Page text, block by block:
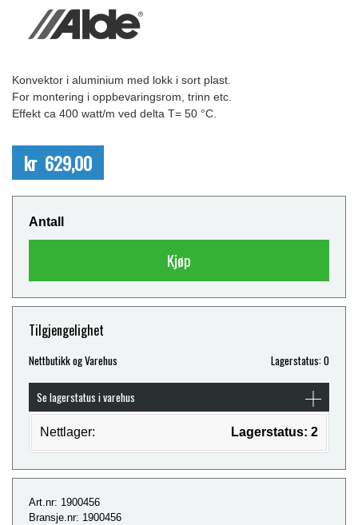
Konvektor i aluminium med lokk i sort plast.
For montering i oppbevaringsrom, trinn etc.
Effekt ca 400 watt/m ved delta T= 50 °C.
kr 629,00
Antall
Kjøp
Tilgjengelighet
Nettbutikk og Varehus Lagerstatus: 0
Se lagerstatus i varehus
Nettlager: Lagerstatus: 2
Art.nr: 1900456
Bransje.nr: 1900456